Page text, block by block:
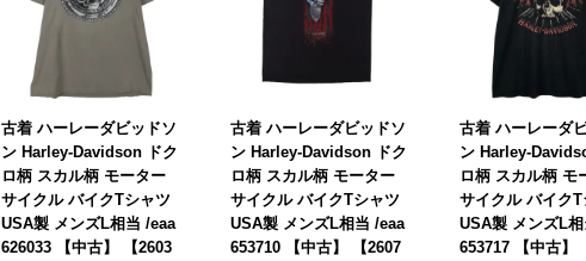
古着 ハーレーダビッドソ
ン Harley-Davidson ドク
ロ柄 スカル柄 モーター
サイクル バイクTシャツ
USA製 メンズL相当 /eaa
626033 【中古】 【2603
古着 ハーレーダビッドソ
ン Harley-Davidson ドク
ロ柄 スカル柄 モーター
サイクル バイクTシャツ
USA製 メンズL相当 /eaa
653710 【中古】 【2607
古着 ハーレーダ
ン Harley-
ロ柄 スカル柄 モ
サイクル バイクT
USA製 メンズL
653717 【中古】